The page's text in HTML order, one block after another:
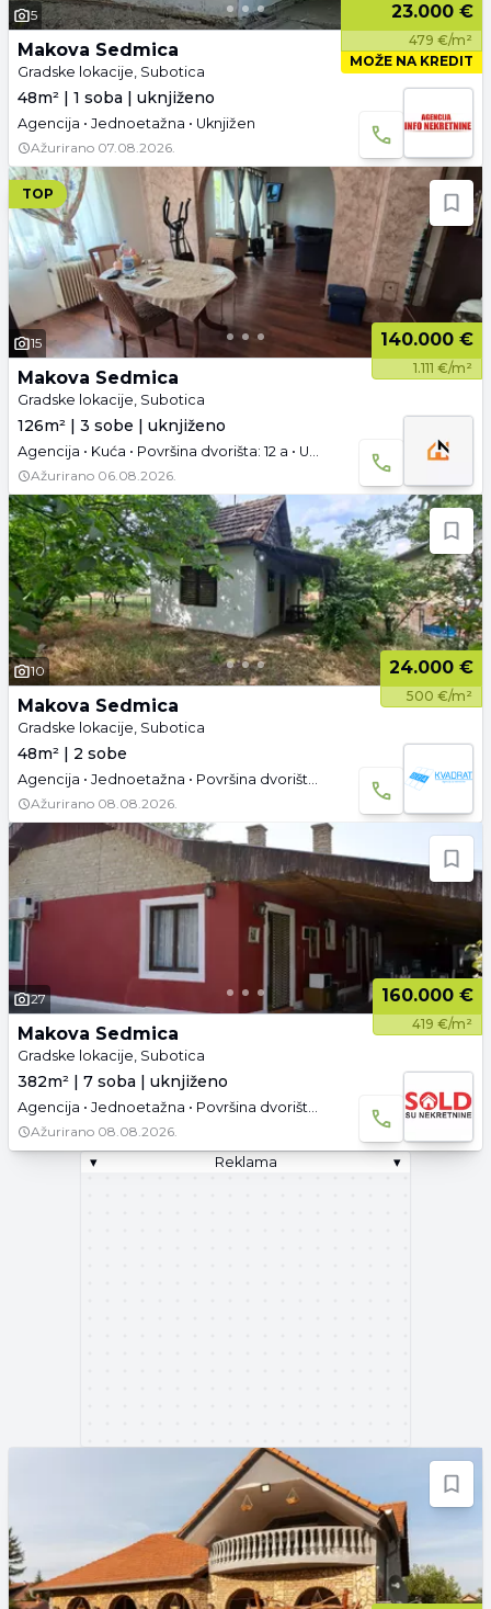
5 23.000 €
479 €/m²
MOŽE NA KREDIT
Makova Sedmica
Gradske lokacije, Subotica
48m² | 1 soba | uknjiženo
Agencija • Jednoetažna • Uknjižen
Ažurirano 07.08.2026.
TOP
15 140.000 €
1.111 €/m²
Makova Sedmica
Gradske lokacije, Subotica
126m² | 3 sobe | uknjiženo
Agencija • Kuća • Površina dvorišta: 12 a • Uknjižen • Prazno • Garaža i parking
Ažurirano 06.08.2026.
10 24.000 €
500 €/m²
Makova Sedmica
Gradske lokacije, Subotica
48m² | 2 sobe
Agencija • Jednoetažna • Površina dvorišta: 6.45 a •
Ažurirano 08.08.2026.
27 160.000 €
419 €/m²
Makova Sedmica
Gradske lokacije, Subotica
382m² | 7 soba | uknjiženo
Agencija • Jednoetažna • Površina dvorišta: 9.54 a • Uknjižen • Parking
Ažurirano 08.08.2026.
▾
Reklama ▾